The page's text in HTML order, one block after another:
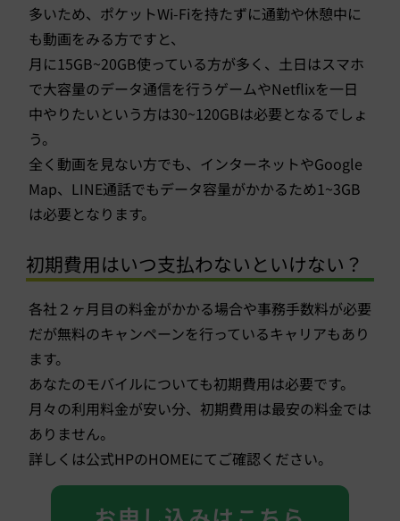
多いため、ポケットWi-Fiを持たずに通勤や休憩中に
も動画をみる方ですと、
月に15GB~20GB使っている方が多く、土日はスマホ
で大容量のデータ通信を行うゲームやNetflixを一日
中やりたいという方は30~120GBは必要となるでしょ
う。
全く動画を見ない方でも、インターネットやGoogle
Map、LINE通話でもデータ容量がかかるため1~3GB
は必要となります。
初期費用はいつ支払わないといけない？
各社２ヶ月目の料金がかかる場合や事務手数料が必要
だが無料のキャンペーンを行っているキャリアもあり
ます。
あなたのモバイルについても初期費用は必要です。
月々の利用料金が安い分、初期費用は最安の料金では
ありません。
詳しくは公式HPのHOMEにてご確認ください。